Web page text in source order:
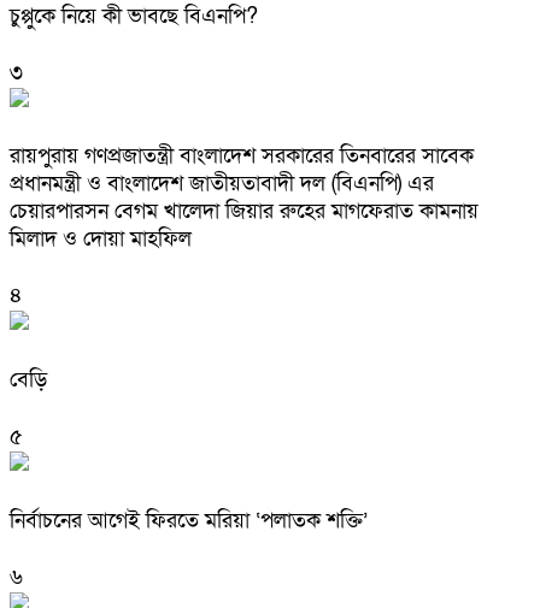
চুপ্পুকে নিয়ে কী ভাবছে বিএনপি?
৩
রায়পুরায় গণপ্রজাতন্ত্রী বাংলাদেশ সরকারের তিনবারের সাবেক
প্রধানমন্ত্রী ও বাংলাদেশ জাতীয়তাবাদী দল (বিএনপি) এর
চেয়ারপারসন বেগম খালেদা জিয়ার রুহের মাগফেরাত কামনায়
মিলাদ ও দোয়া মাহফিল
৪
বেড়ি
৫
নির্বাচনের আগেই ফিরতে মরিয়া ‘পলাতক শক্তি’
৬